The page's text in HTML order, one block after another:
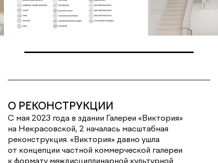
О РЕКОНСТРУКЦИИ
С мая 2023 года в здании Галереи «Виктория»
на Некрасовской, 2 началась масштабная
реконструкция. «Виктория» давно ушла
от концепции частной коммерческой галереи
к формату междисциплинарной культурной